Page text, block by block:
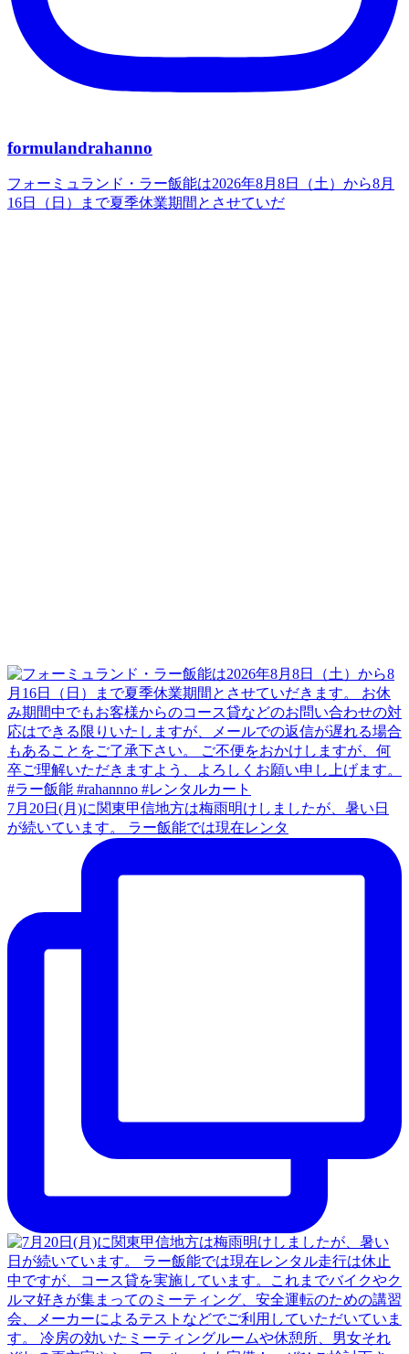
formulandrahanno
フォーミュランド・ラー飯能は2026年8月8日（土）から8月
16日（日）まで夏季休業期間とさせていだ
7月20日(月)に関東甲信地方は梅雨明けしましたが、暑い日
が続いています。 ラー飯能では現在レンタ